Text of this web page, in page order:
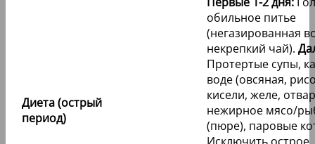
Диета (острый
период)
обильное питье
(негазированная
некрепкий чай).
Протертые супы,
воде (овсяная,
кисели, желе,
нежирное мясо/
(пюре), паровые